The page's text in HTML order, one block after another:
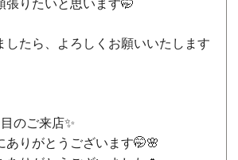
張りたいと思います🤭
したら、よろしくお願いいたします
のご来店✨
ありがとうございます🤭🌸